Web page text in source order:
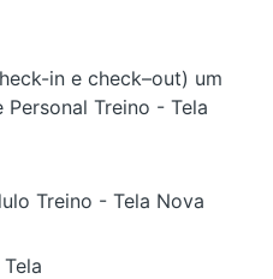
in e check–out) um
Treino - Tela
Treino - Tela Nova